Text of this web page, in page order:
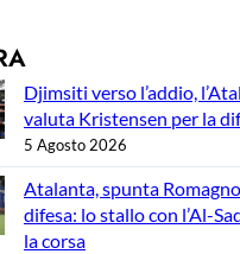
Djimsiti verso l’addio,
valuta Kristensen per la
5 Agosto 2026
Atalanta, spunta
difesa: lo stallo con l’Al-
la corsa